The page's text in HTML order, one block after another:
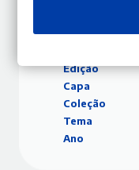
Editora
Edição
Capa
Coleção
Tema
Ano